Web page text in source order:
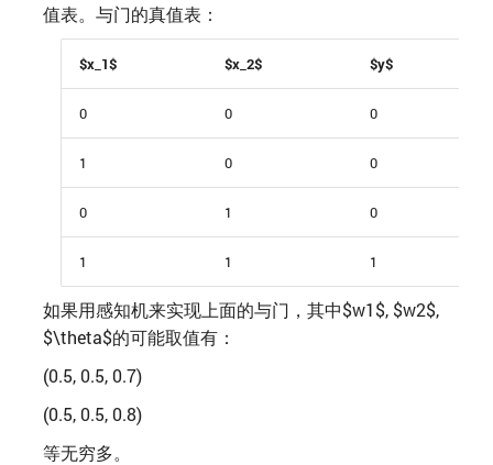
值表。与门的真值表：
$x_1$ $x_2$ $y$
0 0 0
1 0 0
0 1 0
1 1 1
如果用感知机来实现上面的与门，其中$w1$, $w2$,
$\theta$的可能取值有：
(0.5, 0.5, 0.7)
(0.5, 0.5, 0.8)
等无穷多。